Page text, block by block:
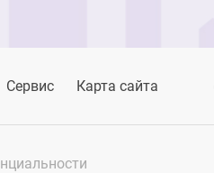
Сервис Карта сайта